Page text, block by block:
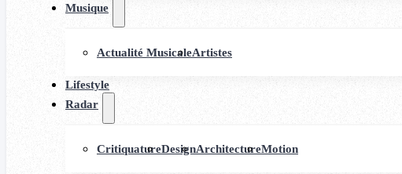
Musique
Actualité MusicaleArtistes
Lifestyle
Radar
CritiquatureDesignArchitectureMotion